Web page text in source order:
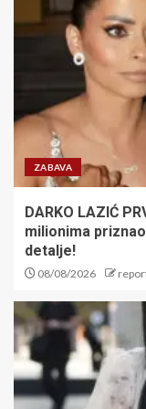
2
ZABAVA
DARKO LAZIĆ
milionima
detalje!
08/08/2026